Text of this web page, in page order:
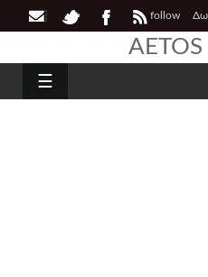
follow
☰